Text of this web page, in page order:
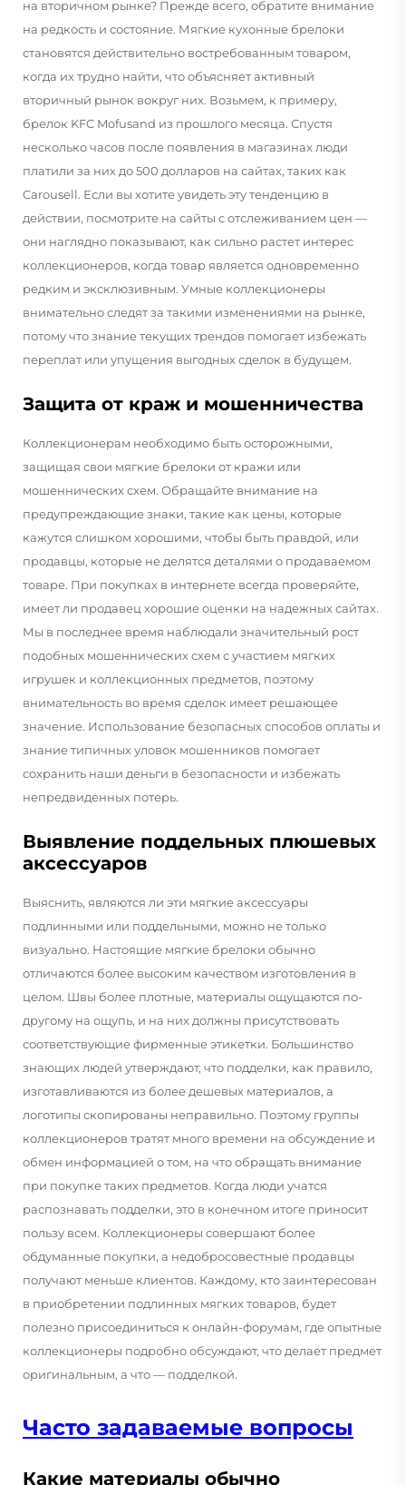
на вторичном рынке? Прежде всего, обратите внимание
на редкость и состояние. Мягкие кухонные брелоки
становятся действительно востребованным товаром,
когда их трудно найти, что объясняет активный
вторичный рынок вокруг них. Возьмем, к примеру,
брелок KFC Mofusand из прошлого месяца. Спустя
несколько часов после появления в магазинах люди
платили за них до 500 долларов на сайтах, таких как
Carousell. Если вы хотите увидеть эту тенденцию в
действии, посмотрите на сайты с отслеживанием цен —
они наглядно показывают, как сильно растет интерес
коллекционеров, когда товар является одновременно
редким и эксклюзивным. Умные коллекционеры
внимательно следят за такими изменениями на рынке,
потому что знание текущих трендов помогает избежать
переплат или упущения выгодных сделок в будущем.
Защита от краж и мошенничества
Коллекционерам необходимо быть осторожными,
защищая свои мягкие брелоки от кражи или
мошеннических схем. Обращайте внимание на
предупреждающие знаки, такие как цены, которые
кажутся слишком хорошими, чтобы быть правдой, или
продавцы, которые не делятся деталями о продаваемом
товаре. При покупках в интернете всегда проверяйте,
имеет ли продавец хорошие оценки на надежных сайтах.
Мы в последнее время наблюдали значительный рост
подобных мошеннических схем с участием мягких
игрушек и коллекционных предметов, поэтому
внимательность во время сделок имеет решающее
значение. Использование безопасных способов оплаты и
знание типичных уловок мошенников помогает
сохранить наши деньги в безопасности и избежать
непредвиденных потерь.
Выявление поддельных плюшевых
аксессуаров
Выяснить, являются ли эти мягкие аксессуары
подлинными или поддельными, можно не только
визуально. Настоящие мягкие брелоки обычно
отличаются более высоким качеством изготовления в
целом. Швы более плотные, материалы ощущаются по-
другому на ощупь, и на них должны присутствовать
соответствующие фирменные этикетки. Большинство
знающих людей утверждают, что подделки, как правило,
изготавливаются из более дешевых материалов, а
логотипы скопированы неправильно. Поэтому группы
коллекционеров тратят много времени на обсуждение и
обмен информацией о том, на что обращать внимание
при покупке таких предметов. Когда люди учатся
распознавать подделки, это в конечном итоге приносит
пользу всем. Коллекционеры совершают более
обдуманные покупки, а недобросовестные продавцы
получают меньше клиентов. Каждому, кто заинтересован
в приобретении подлинных мягких товаров, будет
полезно присоединиться к онлайн-форумам, где опытные
коллекционеры подробно обсуждают, что делает предмет
оригинальным, а что — подделкой.
Часто задаваемые вопросы
Какие материалы обычно